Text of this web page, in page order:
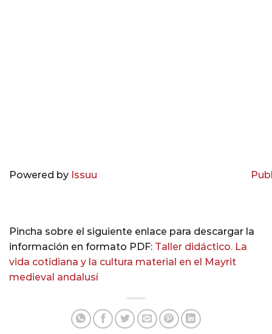
Powered by Issuu
Pincha sobre el siguiente enlace para descargar la
información en formato PDF: Taller didáctico. La
vida cotidiana y la cultura material en el Mayrit
medieval andalusí